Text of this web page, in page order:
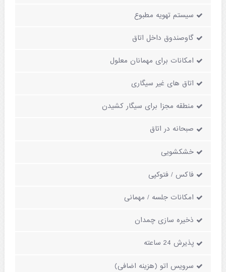
سیستم تهویه مطبوع
گاوصندوق داخل اتاق
امکانات برای مهمانان معلول
اتاق های غیر سیگاری
منطقه مجزا برای سیگار کشیدن
صبحانه در اتاق
خشکشویی
فاکس / فتوکپی
امکانات جلسه / مهمانی
ذخیره سازی چمدان
پذیرش 24 ساعته
سرویس اتو (هزینه اضافی)